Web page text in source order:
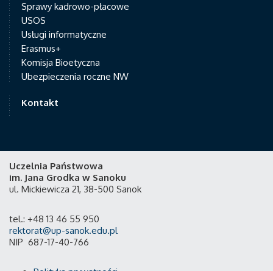
Sprawy kadrowo-płacowe
USOS
Usługi informatyczne
Erasmus+
Komisja Bioetyczna
Ubezpieczenia roczne NW
Kontakt
Uczelnia Państwowa
im. Jana Grodka w Sanoku
ul. Mickiewicza 21, 38-500 Sanok
tel.: +48 13 46 55 950
rektorat@up-sanok.edu.pl
NIP 687-17-40-766